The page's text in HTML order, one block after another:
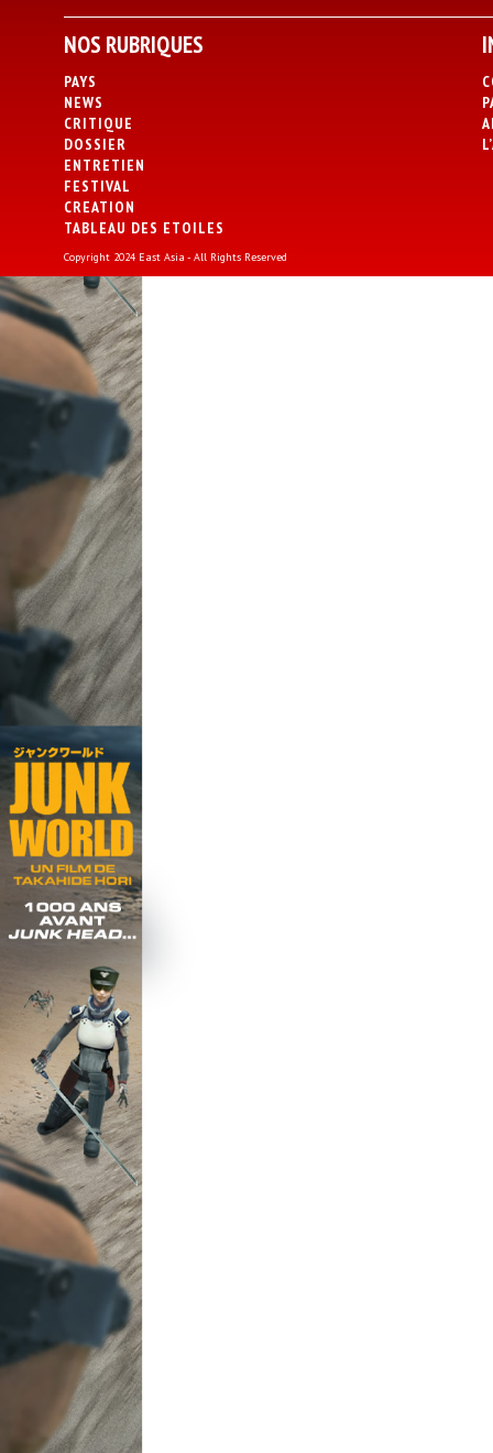
NOS RUBRIQUES
PAYS
NEWS
CRITIQUE
DOSSIER
ENTRETIEN
FESTIVAL
CREATION
TABLEAU DES ETOILES
Copyright 2024 East Asia - All Rights Reserved